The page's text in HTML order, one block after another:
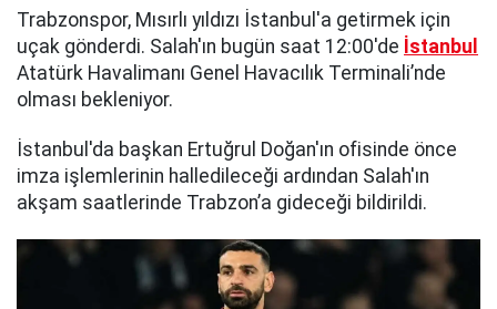
Trabzonspor, Mısırlı yıldızı İstanbul'a getirmek için
uçak gönderdi. Salah'ın bugün saat 12:00'de İstanbul
Atatürk Havalimanı Genel Havacılık Terminali’nde
olması bekleniyor.
İstanbul'da başkan Ertuğrul Doğan'ın ofisinde önce
imza işlemlerinin halledileceği ardından Salah'ın
akşam saatlerinde Trabzon’a gideceği bildirildi.